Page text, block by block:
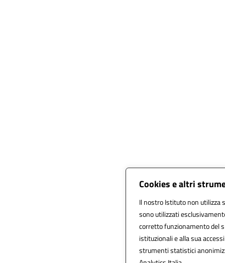
Cookies e altri
Il nostro Istituto non utilizza
sono utilizzati
corretto funzionamento del
istituzionali e alla sua
strumenti statistici